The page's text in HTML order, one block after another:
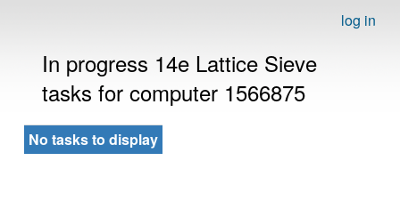
log in
In progress 14e Lattice Sieve
tasks for computer 1566875
No tasks to display